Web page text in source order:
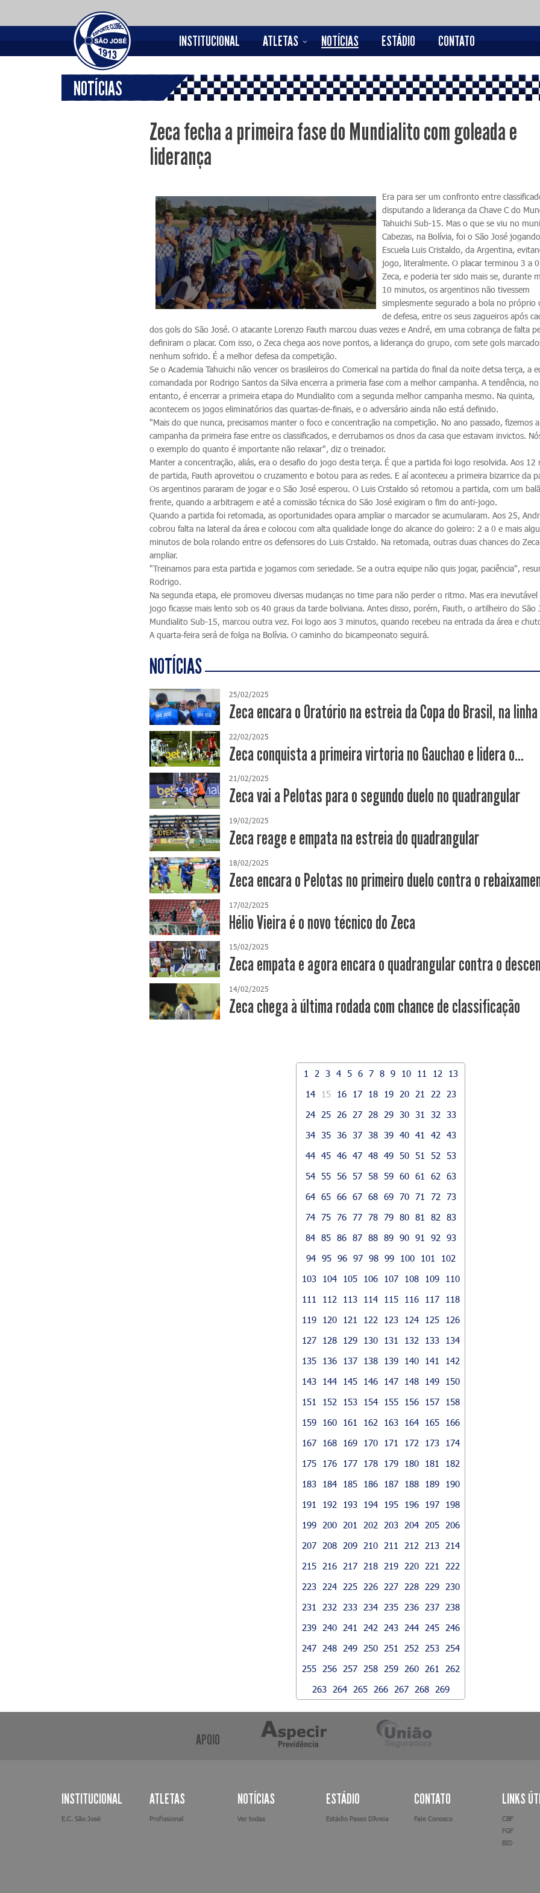
INSTITUCIONAL ATLETAS NOTÍCIAS ESTÁDIO CONTATO
NOTÍCIAS
Zeca fecha a primeira fase do Mundialito com goleada e
liderança
Era para ser um confronto entre
disputando a liderança da Chave C do
Tahuichi Sub-15. Mas o que se viu no
Cabezas, na Bolívia, foi o São José
Escuela Luis Cristaldo, da Argentina,
jogo, literalmente. O placar terminou 3 a
Zeca, e poderia ter sido mais se, durante
10 minutos, os argentinos não tivessem
simplesmente segurado a bola no próprio
de defesa, entre os seus zagueiros após
dos gols do São José. O atacante Lorenzo Fauth marcou duas vezes e André, em uma cobrança de falta
definiram o placar. Com isso, o Zeca chega aos nove pontos, a liderança do grupo, com sete gols
nenhum sofrido. É a melhor defesa da competição.
Se o Academia Tahuichi não vencer os brasileiros do Comerical na partida do final da noite detsa terça, a
comandada por Rodrigo Santos da Silva encerra a primeria fase com a melhor campanha. A tendência, no
entanto, é encerrar a primeira etapa do Mundialito com a segunda melhor campanha mesmo. Na quinta,
acontecem os jogos eliminatórios das quartas-de-finais, e o adversário ainda não está definido.
"Mais do que nunca, precisamos manter o foco e concentração na competição. No ano passado, fizemos
campanha da primeira fase entre os classificados, e derrubamos os dnos da casa que estavam invictos.
o exemplo do quanto é importante não relaxar", diz o treinador.
Manter a concentração, aliás, era o desafio do jogo desta terça. É que a partida foi logo resolvida. Aos 12
de partida, Fauth aproveitou o cruzamento e botou para as redes. E aí aconteceu a primeira bizarrice da
Os argentinos pararam de jogar e o São José esperou. O Luis Crstaldo só retomou a partida, com um
frente, quando a arbitragem e até a comissão técnica do São José exigiram o fim do anti-jogo.
Quando a partida foi retomada, as oportunidades opara ampliar o marcador se acumularam. Aos 25,
cobrou falta na lateral da área e colocou com alta qualidade longe do alcance do goleiro: 2 a 0 e mais
minutos de bola rolando entre os defensores do Luis Crstaldo. Na retomada, outras duas chances do
ampliar.
"Treinamos para esta partida e jogamos com seriedade. Se a outra equipe não quis jogar, paciência",
Rodrigo.
Na segunda etapa, ele promoveu diversas mudanças no time para não perder o ritmo. Mas era inevutável
jogo ficasse mais lento sob os 40 graus da tarde boliviana. Antes disso, porém, Fauth, o artilheiro do São
Mundialito Sub-15, marcou outra vez. Foi logo aos 3 minutos, quando recebeu na entrada da área e
A quarta-feira será de folga na Bolívia. O caminho do bicampeonato seguirá.
NOTÍCIAS
25/02/2025
Zeca encara o Oratório na estreia da Copa do Brasil, na
22/02/2025
Zeca conquista a primeira virtoria no Gauchao e lidera o...
21/02/2025
Zeca vai a Pelotas para o segundo duelo no quadrangular
19/02/2025
Zeca reage e empata na estreia do quadrangular
18/02/2025
Zeca encara o Pelotas no primeiro duelo contra o
17/02/2025
Hélio Vieira é o novo técnico do Zeca
15/02/2025
Zeca empata e agora encara o quadrangular contra o
14/02/2025
Zeca chega à última rodada com chance de classificação
1 2 3 4 5 6 7 8 9 10 11 12
13
14
15 16 17 18 19 20 21 22
23
24
25 26 27 28 29 30 31 32
33
34 35 36 37 38 39 40 41 42
43
44 45 46 47 48 49 50 51 52
53
54 55 56 57 58 59 60 61 62
63
64 65 66 67 68 69 70 71 72
73
74 75 76 77 78 79 80 81 82
83
84 85 86 87 88 89 90 91 92
93
94 95 96 97 98 99 100 101
102
103
104 105 106 107 108 109
110
111
112 113 114 115 116 117
118
119
120 121 122 123 124 125
126
127
128 129 130 131 132 133
134
135
136 137 138 139 140 141
142
143
144 145 146 147 148 149
150
151
152 153 154 155 156 157
158
159
160 161 162 163 164 165
166
167
168 169 170 171 172 173
174
175
176 177 178 179 180 181
182
183
184 185 186 187 188 189
190
191
192 193 194 195 196 197
198
199
200 201 202 203 204 205
206
207
208 209 210 211 212 213
214
215
216 217 218 219 220 221
222
223
224 225 226 227 228 229
230
231
232 233 234 235 236 237
238
239
240 241 242 243 244 245
246
247
248 249 250 251 252 253
254
255
256 257 258 259 260 261
262
263
264 265 266 267 268 269
APOIO
INSTITUCIONAL
E.C. São José
ATLETAS
Profissional
NOTÍCIAS
Ver todas
ESTÁDIO
Estádio Passo D’Areia
CONTATO
Fale Conosco
LINKS
CBF
FGF
BID